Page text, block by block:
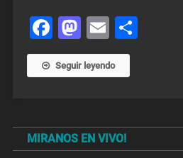
Facebook
Mastodon
EmailShare
Seguir leyendo
MIRANOS EN VIVO!